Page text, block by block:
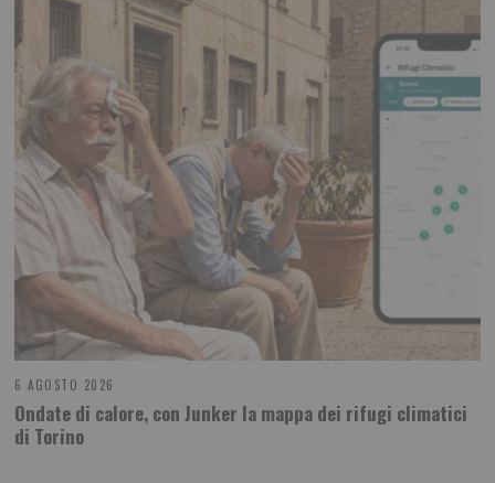
6 AGOSTO 2026
Ondate di calore, con Junker la mappa dei rifugi climatici
di Torino